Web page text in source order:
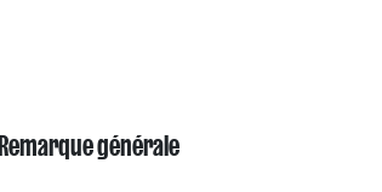
Remarque générale